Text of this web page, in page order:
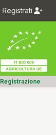
Registrati
Registrazione